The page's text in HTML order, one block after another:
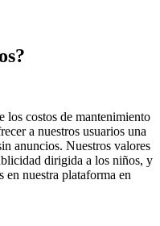
los costos de mantenimiento
a nuestros usuarios una
anuncios. Nuestros valores
dirigida a los niños, y
en nuestra plataforma en